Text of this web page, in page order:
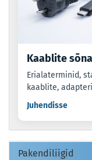
Kaablite
Erialaterminid,
kaablite,
Juhendisse
Pakendiliigid